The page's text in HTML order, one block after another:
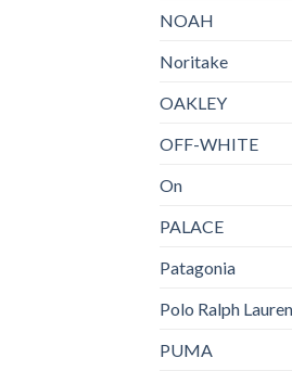
NOAH
Noritake
OAKLEY
OFF-WHITE
On
PALACE
Patagonia
Polo Ralph Lauren
PUMA